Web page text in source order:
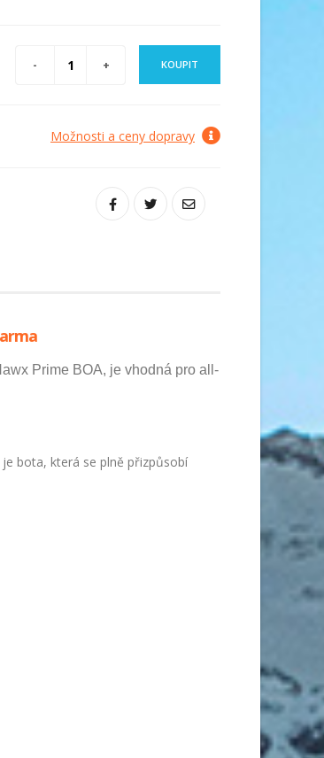
KOUPIT
Možnosti a ceny dopravy
Prime BOA, je vhodná pro all-
je bota, která se plně přizpůsobí